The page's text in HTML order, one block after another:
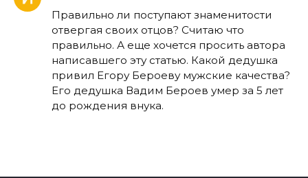
Правильно ли поступают знаменитости
отвергая своих отцов? Считаю что
правильно. А еще хочется просить автора
написавшего эту статью. Какой дедушка
привил Егору Бероеву мужские качества?
Его дедушка Вадим Бероев умер за 5 лет
до рождения внука.